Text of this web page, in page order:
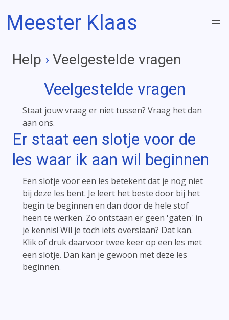
Meester Klaas
Help › Veelgestelde vragen
Veelgestelde vragen
Staat jouw vraag er niet tussen? Vraag het dan
aan ons.
Er staat een slotje voor de
les waar ik aan wil beginnen
Een slotje voor een les betekent dat je nog niet
bij deze les bent. Je leert het beste door bij het
begin te beginnen en dan door de hele stof
heen te werken. Zo ontstaan er geen 'gaten' in
je kennis! Wil je toch iets overslaan? Dat kan.
Klik of druk daarvoor twee keer op een les met
een slotje. Dan kan je gewoon met deze les
beginnen.